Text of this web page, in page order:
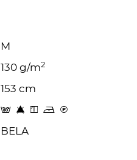
M
130 g/m2
153 cm
s 8 y o C
BELA